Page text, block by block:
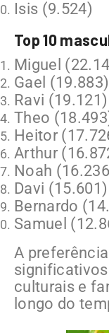
Isis (9.524)
Top 10
Miguel
Gael (19.883)
Ravi (19.121)
Theo
Heitor
Arthur
Noah
Davi (15.601)
Bernardo
Samuel
A
culturais e
longo do